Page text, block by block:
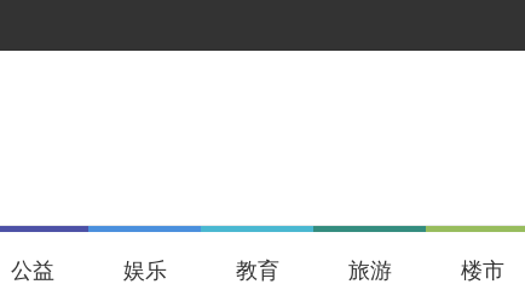
公益 娱乐 教育 旅游 楼市